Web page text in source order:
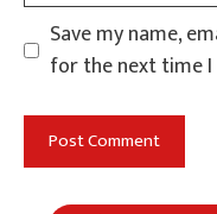
Save my name,
for the next time